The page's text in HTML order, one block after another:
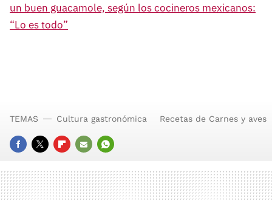
un buen guacamole, según los cocineros mexicanos:
“Lo es todo”
FACEBOOK
TWITTERFLIPBOARD
E-
MAIL
WHATSAPP
TEMAS Cultura gastronómica Recetas de Carnes y aves